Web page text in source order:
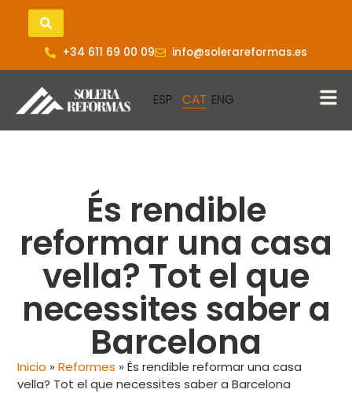
+34 611 69 00 09 info@solerareformas.es
És rendible
reformar una casa
vella? Tot el que
necessites saber a
Barcelona
Inicio »Reformes »És rendible reformar una casa
vella? Tot el que necessites saber a Barcelona